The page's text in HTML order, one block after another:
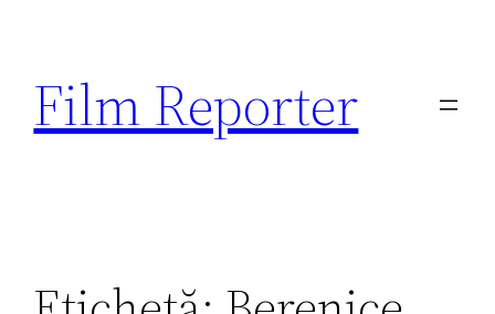
conținut
Film Reporter